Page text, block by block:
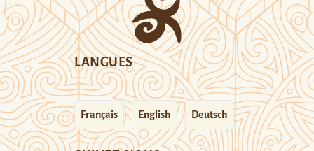
LANGUES
Français English Deutsch